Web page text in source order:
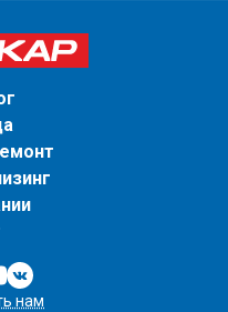
нам